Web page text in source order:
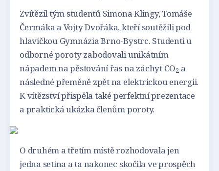
Zvítězil tým studentů Simona Klingy, Tomáše
Čermáka a Vojty Dvořáka, kteří soutěžili pod
hlavičkou Gymnázia Brno-Bystrc. Studenti u
odborné poroty zabodovali unikátním
nápadem na pěstování řas na záchyt CO2 a
následné přeměně zpět na elektrickou energii.
K vítězství přispěla také perfektní prezentace
a praktická ukázka členům poroty.
O druhém a třetím místě rozhodovala jen
jedna setina a ta nakonec skočila ve prospěch